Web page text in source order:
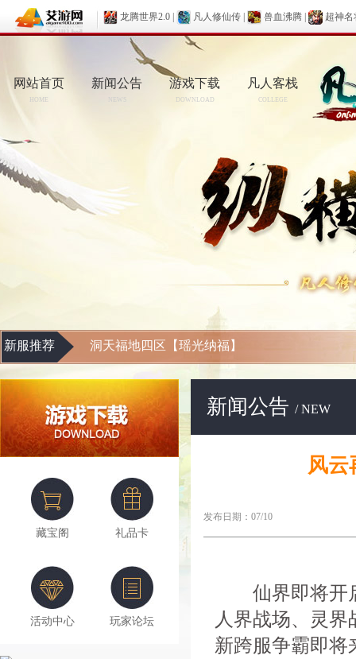
龙腾世界2.0 凡人修仙传 兽血沸腾 超神名
网站首页
HOME
新闻公告
NEWS
游戏下载
DOWNLOAD
凡人客栈
COLLEGE
新服推荐 洞天福地四区【瑶光纳福】
藏宝阁 礼品卡
活动中心 玩家论坛
新闻公告 / NEW
风云
发布日期：07/10
仙界即将开启
人界战场、灵
新跨服争霸即将